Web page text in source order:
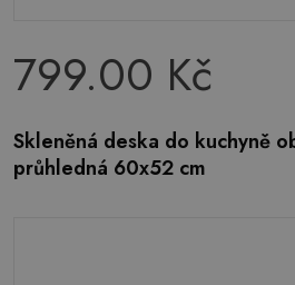
799.00 Kč
Skleněná deska do kuchyně
průhledná 60x52 cm